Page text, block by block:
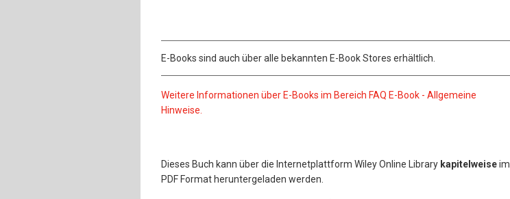
E-Books sind auch über alle bekannten E-Book Stores erhältlich.
Weitere Informationen über E-Books im Bereich FAQ E-Book - Allgemeine
Hinweise.
Dieses Buch kann über die Internetplattform Wiley Online Library kapitelweiseim
PDF Format heruntergeladen werden.